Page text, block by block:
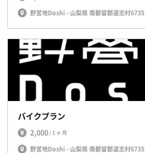
野営地Doshi - 山梨県 南都留郡道志村6735
バイクプラン
2,000 /1ヶ月
野営地Doshi - 山梨県 南都留郡道志村6735